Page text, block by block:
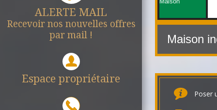
ALERTE MAIL
Recevoir nos nouvelles offres
par mail !
Espace propriétaire
Maison
Poser